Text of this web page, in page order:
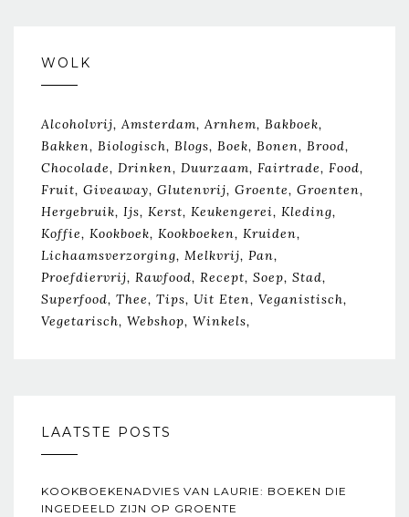
WOLK
Alcoholvrij Amsterdam Arnhem Bakboek
Bakken Biologisch Blogs Boek Bonen Brood
Chocolade
Drinken Duurzaam Fairtrade
Food
Fruit Giveaway Glutenvrij Groente
Groenten
Hergebruik Ijs Kerst Keukengerei Kleding
Koffie
Kookboek Kookboeken Kruiden
Lichaamsverzorging Melkvrij Pan
Proefdiervrij Rawfood Recept Soep Stad
Superfood Thee Tips Uit Eten Veganistisch
Vegetarisch Webshop Winkels
LAATSTE POSTS
KOOKBOEKENADVIES VAN LAURIE: BOEKEN DIE
INGEDEELD ZIJN OP GROENTE